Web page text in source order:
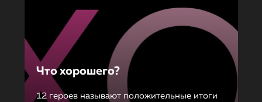
Что хорошего?
12 героев называют положительные итоги